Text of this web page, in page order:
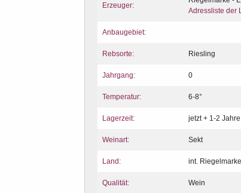
Erzeuger:
Adressliste der
Anbaugebiet:
Rebsorte: Riesling
Jahrgang: 0
Temperatur: 6-8°
Lagerzeit: jetzt + 1-2 Jahre
Weinart: Sekt
Land: int. Riegelmarke
Qualität: Wein